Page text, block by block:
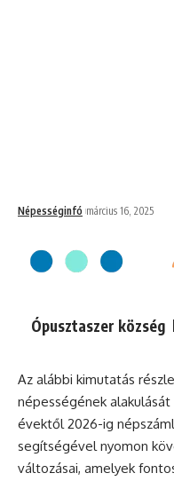
Népességinfó március 16, 2025
Ópusztaszer község
Az alábbi kimutatás
népességének
évektől 2026-ig
segítségével nyomon
változásai, amelyek